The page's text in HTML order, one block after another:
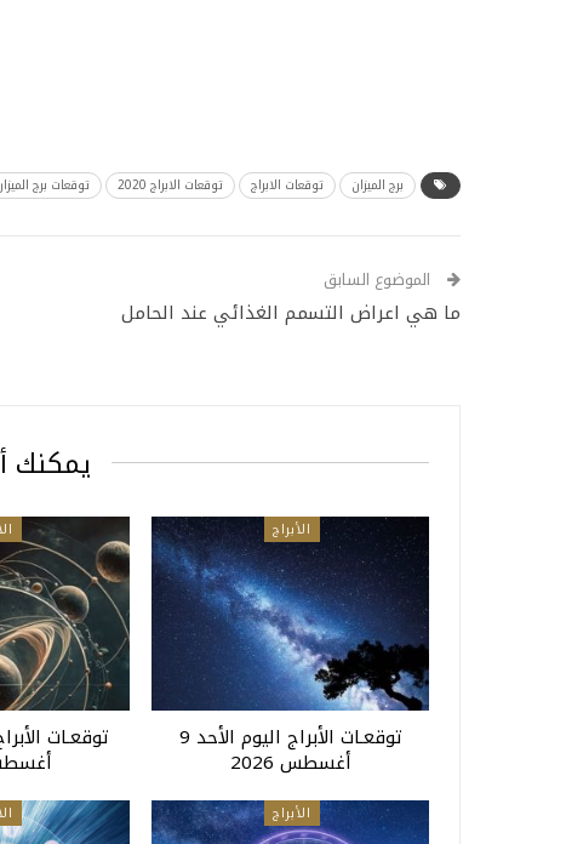
برج الميزان توقعات الابراج توقعات الابراج 2020 توقعات برج
الموضوع السابق
ما هي اعراض التسمم الغذائي عند الحامل
يمكنك
الأبراج
توقعـات الأبراج اليوم الأحد 9
أغسطس 2026 أغسطس
الأبراج